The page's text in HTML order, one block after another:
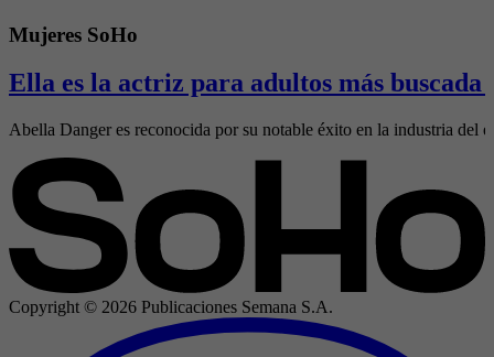
Mujeres SoHo
Ella es la actriz para adultos más
Abella Danger es reconocida por su notable éxito en la industria del
Copyright © 2026 Publicaciones Semana S.A.